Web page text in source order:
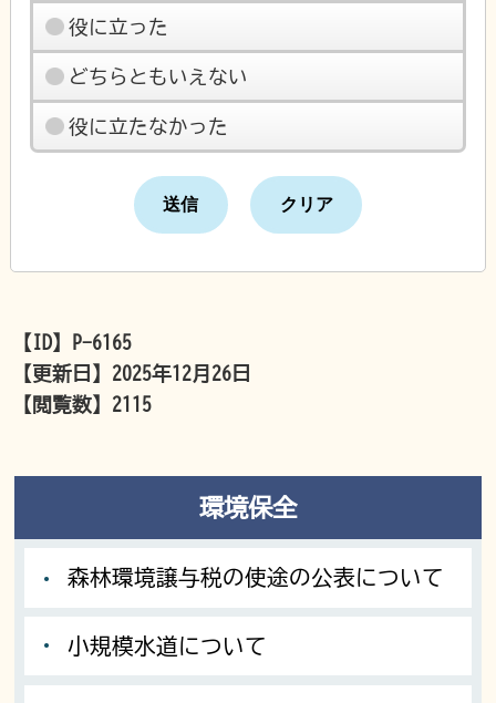
役に立った
どちらともいえない
役に立たなかった
【ID】
P-6165
【更新日】 2025年12月26日
【閲覧数】 2115
環境保全
森林環境譲与税の使途の公表について
小規模水道について